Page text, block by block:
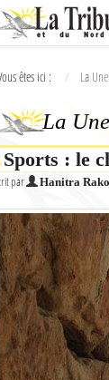
Ok
êtes ici : La Une
La
Sports : le
par Hanitra